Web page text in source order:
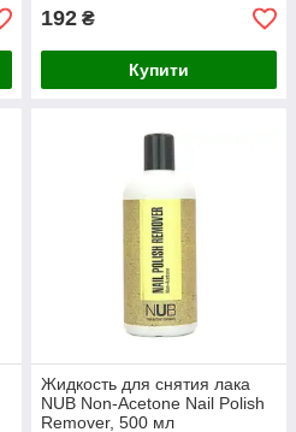
192 ₴
Купити
Жидкость для снятия лака
NUB Non-Acetone Nail Polish
Remover, 500 мл